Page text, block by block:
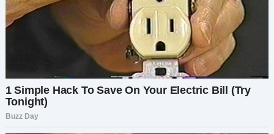
говорить со мной. А теперь — кто будет
вынужден
За две недели до Рождества Арнольд увидел,
как к Бену съехалась семья. Машины во дворе,
дети, бегущие по снегу. Их смех пронзал грудь.
Это было не надежда, но близко к ней.